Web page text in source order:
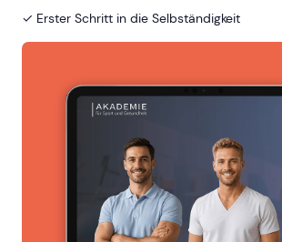
✓ Erster Schritt in die Selbständigkeit